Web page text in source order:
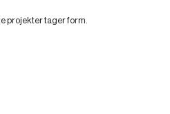
projekter tager form.